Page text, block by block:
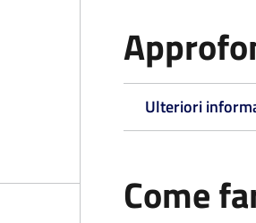
Ulteriori
Come